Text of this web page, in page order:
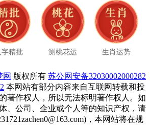
字精批 测桃花运 生肖运势
网 版权所有 苏公网安备32030002000282
本网站有部分内容来自互联网转载和投
著作权人，所以无法标明著作权人。如
、公司、企业或个人等的知识产权，请
，本网站将在规